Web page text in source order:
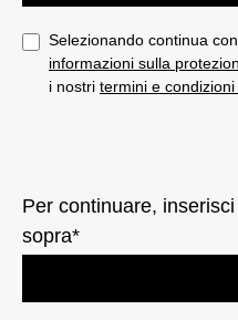
Selezionando continua
informazioni sulla
i nostri termini e
Per continuare,
sopra*